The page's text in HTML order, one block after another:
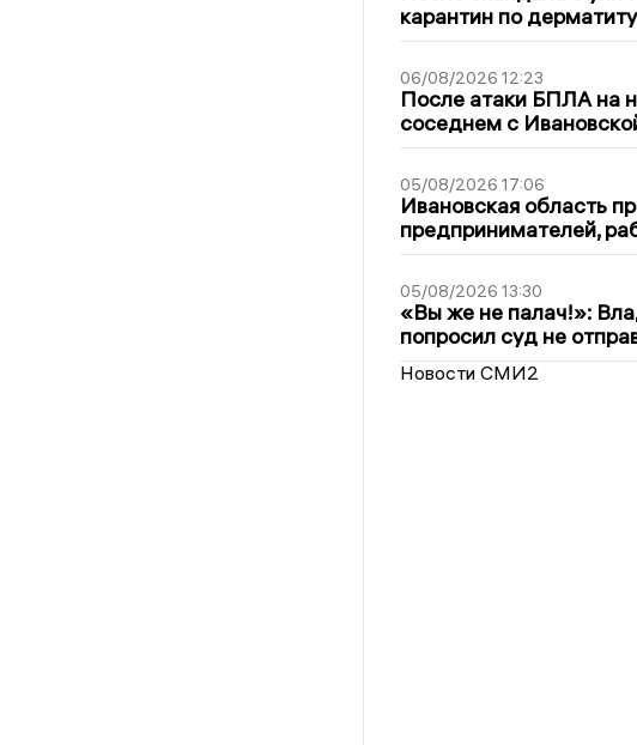
карантин по
06/08/2026 12:23
После атаки БПЛА на
соседнем с
05/08/2026 17:06
Ивановская область
предпринимателей,
05/08/2026 13:30
«Вы же не палач!»:
попросил суд не
Новости СМИ2